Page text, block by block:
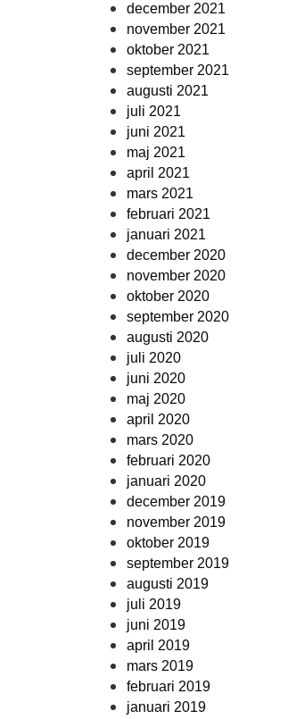
december 2021
november 2021
oktober 2021
september 2021
augusti 2021
juli 2021
juni 2021
maj 2021
april 2021
mars 2021
februari 2021
januari 2021
december 2020
november 2020
oktober 2020
september 2020
augusti 2020
juli 2020
juni 2020
maj 2020
april 2020
mars 2020
februari 2020
januari 2020
december 2019
november 2019
oktober 2019
september 2019
augusti 2019
juli 2019
juni 2019
april 2019
mars 2019
februari 2019
januari 2019